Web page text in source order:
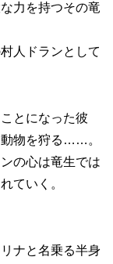
力を持つその竜
人ドランとして
とになった彼
動物を狩る……。
の心は竜生では
ていく。
ナと名乗る半身